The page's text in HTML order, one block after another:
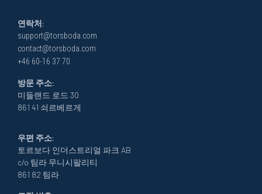
연락처:
support@torsboda.com
contact@torsboda.com
+46 60-16 37 70
방문 주소:
미들랜드 로드 30
861 41 쇠르베르게
우편 주소:
토르보다 인더스트리얼 파크 AB
c/o 팀라 무니시팔리티
861 82 팀라